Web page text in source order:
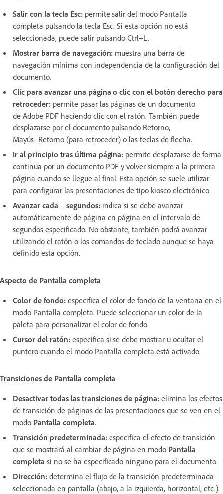
Salir con la tecla Esc: permite salir del modo Pantalla
completa pulsando la tecla Esc. Si esta opción no está
seleccionada, puede salir pulsando Ctrl+L.
Mostrar barra de navegación: muestra una barra de
navegación mínima con independencia de la configuración del
documento.
Clic para avanzar una página o clic con el botón derecho para
retroceder: permite pasar las páginas de un documento
de Adobe PDF haciendo clic con el ratón. También puede
desplazarse por el documento pulsando Retorno,
Mayús+Retorno (para retroceder) o las teclas de flecha.
Ir al principio tras última página: permite desplazarse de forma
continua por un documento PDF y volver siempre a la primera
página cuando se llegue al final. Esta opción se suele utilizar
para configurar las presentaciones de tipo kiosco electrónico.
Avanzar cada _ segundos: indica si se debe avanzar
automáticamente de página en página en el intervalo de
segundos especificado. No obstante, también podrá avanzar
utilizando el ratón o los comandos de teclado aunque se haya
definido esta opción.
Aspecto de Pantalla completa
Color de fondo: especifica el color de fondo de la ventana en el
modo Pantalla completa. Puede seleccionar un color de la
paleta para personalizar el color de fondo.
Cursor del ratón: especifica si se debe mostrar u ocultar el
puntero cuando el modo Pantalla completa está activado.
Transiciones de Pantalla completa
Desactivar todas las transiciones de página: elimina los efectos
de transición de páginas de las presentaciones que se ven en el
modo Pantalla completa.
Transición predeterminada: especifica el efecto de transición
que se mostrará al cambiar de página en modo Pantalla
completa si no se ha especificado ninguno para el documento.
Dirección: determina el flujo de la transición predeterminada
seleccionada en pantalla (abajo, a la izquierda, horizontal, etc.).